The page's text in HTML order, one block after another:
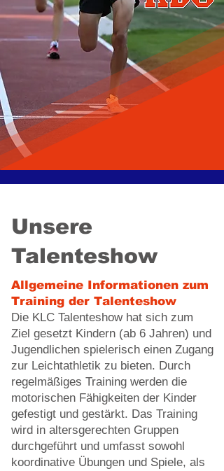
Unsere
Talenteshow
Allgemeine Informationen zum
Training der Talenteshow
Die KLC Talenteshow hat sich zum
Ziel gesetzt Kindern (ab 6 Jahren) und
Jugendlichen spielerisch einen Zugang
zur Leichtathletik zu bieten. Durch
regelmäßiges Training werden die
motorischen Fähigkeiten der Kinder
gefestigt und gestärkt. Das Training
wird in altersgerechten Gruppen
durchgeführt und umfasst sowohl
koordinative Übungen und Spiele, als